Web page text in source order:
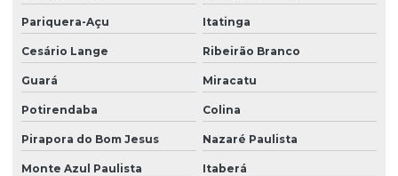
Pariquera-Açu Itatinga
Cesário Lange Ribeirão Branco
Guará Miracatu
Potirendaba Colina
Pirapora do Bom Jesus Nazaré Paulista
Monte Azul Paulista Itaberá